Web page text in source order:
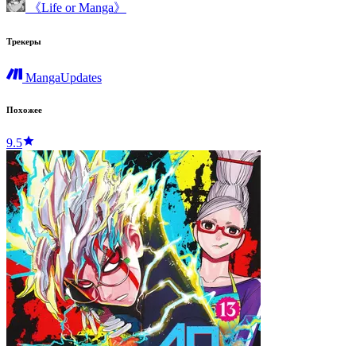
《Life or Manga》
Трекеры
MangaUpdates
Похожее
9.5